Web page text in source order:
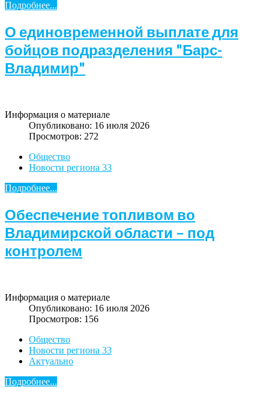
Подробнее...
О единовременной выплате для
бойцов подразделения "Барс-
Владимир"
Информация о материале
Опубликовано: 16 июля 2026
Просмотров: 272
Общество
Новости региона 33
Подробнее...
Обеспечение топливом во
Владимирской области – под
контролем
Информация о материале
Опубликовано: 16 июля 2026
Просмотров: 156
Общество
Новости региона 33
Актуально
Подробнее...